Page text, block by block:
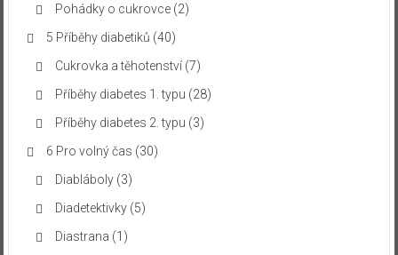
Pohádky o cukrovce(2)
5 Příběhy diabetiků (40)
Cukrovka a těhotenství(7)
Příběhy diabetes 1. typu (28)
Příběhy diabetes 2. typu (3)
6 Pro volný čas (30)
Diabláboly(3)
Diadetektivky(5)
Diastrana (1)